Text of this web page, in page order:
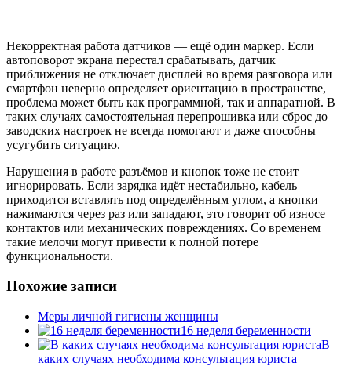
Некорректная работа датчиков — ещё один маркер. Если
автоповорот экрана перестал срабатывать, датчик
приближения не отключает дисплей во время разговора или
смартфон неверно определяет ориентацию в пространстве,
проблема может быть как программной, так и аппаратной. В
таких случаях самостоятельная перепрошивка или сброс до
заводских настроек не всегда помогают и даже способны
усугубить ситуацию.
Нарушения в работе разъёмов и кнопок тоже не стоит
игнорировать. Если зарядка идёт нестабильно, кабель
приходится вставлять под определённым углом, а кнопки
нажимаются через раз или западают, это говорит об износе
контактов или механических повреждениях. Со временем
такие мелочи могут привести к полной потере
функциональности.
Похожие записи
Меры личной гигиены женщины
16 неделя беременности
В
каких случаях необходима консультация юриста